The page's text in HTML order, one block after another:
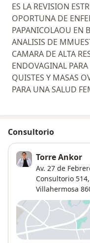
ES LA REVISION
OPORTUNA DE
PAPANICOLAOU EN
ANALISIS DE
CAMARA DE ALTA
ENDOVAGINAL
QUISTES Y MASAS
PARA UNA SALUD
Consultorio
Torre Ankor
Av. 27 de
Consultorio 514,
Villahermosa